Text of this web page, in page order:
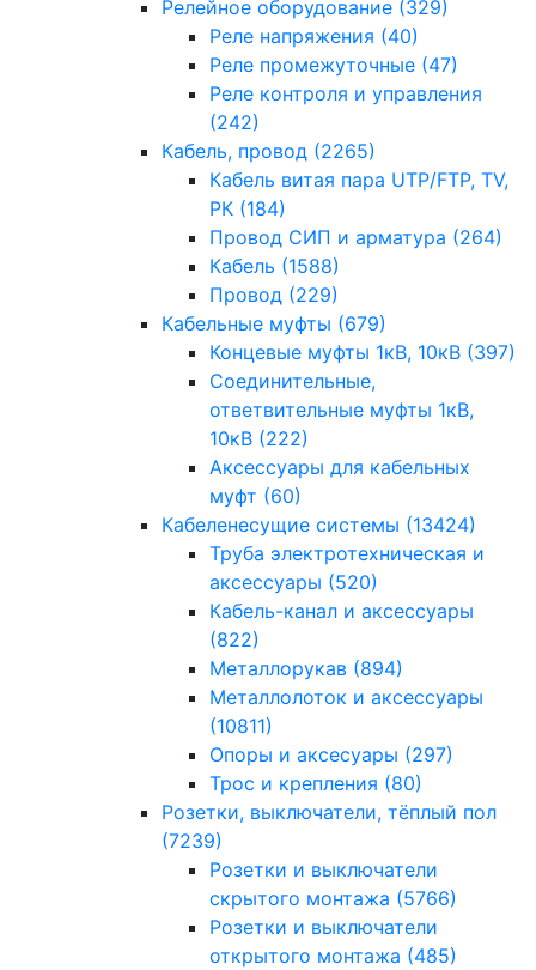
Релейное оборудование (329)
Реле напряжения (40)
Реле промежуточные (47)
Реле контроля и управления
(242)
Кабель, провод (2265)
Кабель витая пара UTP/FTP, TV,
РК (184)
Провод СИП и арматура (264)
Кабель (1588)
Провод (229)
Кабельные муфты (679)
Концевые муфты 1кВ, 10кВ (397)
Соединительные,
ответвительные муфты 1кВ,
10кВ (222)
Аксессуары для кабельных
муфт (60)
Кабеленесущие системы (13424)
Труба электротехническая и
аксессуары (520)
Кабель-канал и аксессуары
(822)
Металлорукав (894)
Металлолоток и аксессуары
(10811)
Опоры и аксесуары (297)
Трос и крепления (80)
Розетки, выключатели, тёплый пол
(7239)
Розетки и выключатели
скрытого монтажа (5766)
Розетки и выключатели
открытого монтажа (485)